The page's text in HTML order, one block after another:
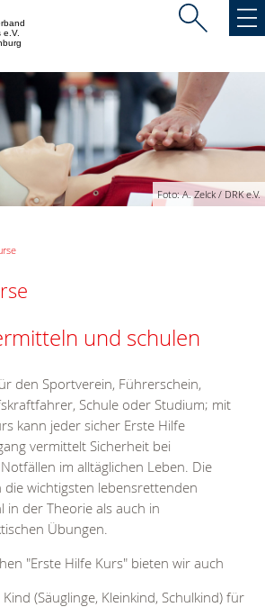
e.V.
Foto: A. Zelck / DRK e.V.
und schulen
den Sportverein, Führerschein,
Schule oder Studium; mit
kann jeder sicher Erste Hilfe
vermittelt Sicherheit bei
im alltäglichen Leben. Die
die wichtigsten lebensrettenden
in der Theorie als auch in
Übungen.
"Erste Hilfe Kurs" bieten wir auch
(Säuglinge, Kleinkind, Schulkind) für